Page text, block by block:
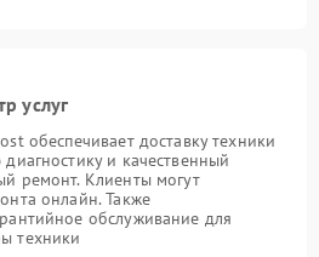
услуг
обеспечивает доставку техники
и качественный
ремонт. Клиенты могут
онлайн. Также
обслуживание для
техники